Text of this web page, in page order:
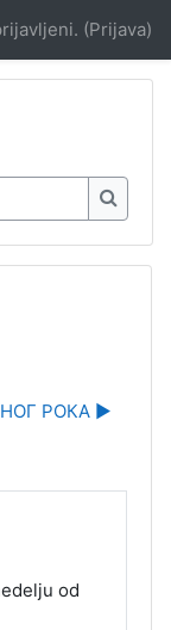
(Prijava)
РОКА ▶︎
od